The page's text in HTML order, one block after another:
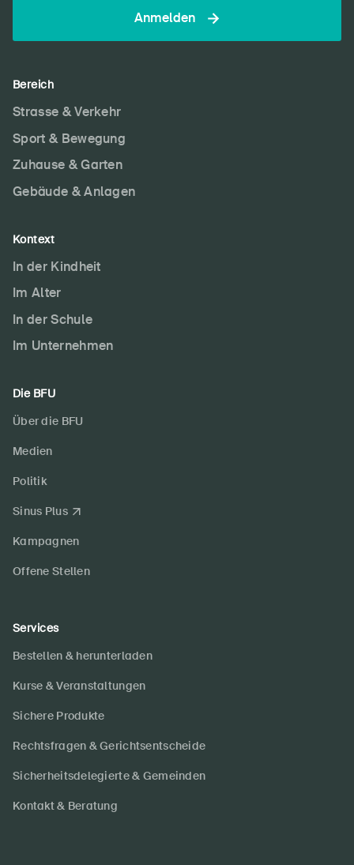
Anmelden
Bereich
Strasse & Verkehr
Sport & Bewegung
Zuhause & Garten
Gebäude & Anlagen
Kontext
In der Kindheit
Im Alter
In der Schule
Im Unternehmen
Die BFU
Über die BFU
Medien
Politik
Sinus Plus
Kampagnen
Offene Stellen
Services
Bestellen & herunterladen
Kurse & Veranstaltungen
Sichere Produkte
Rechtsfragen & Gerichtsentscheide
Sicherheitsdelegierte & Gemeinden
Kontakt & Beratung